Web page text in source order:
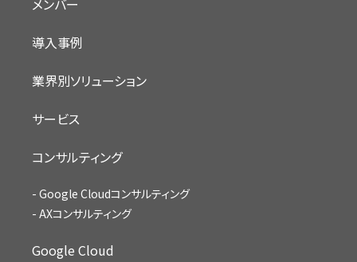
導入事例
業界別ソリューション
サービス
コンサルティング
Google Cloudコンサルティング
AXコンサルティング
Google Cloud